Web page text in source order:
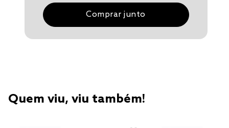
Comprar junto
Quem viu, viu também!